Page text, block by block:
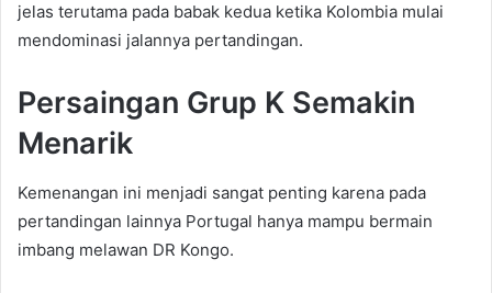
jelas terutama pada babak kedua ketika Kolombia mulai
mendominasi jalannya pertandingan.
Persaingan Grup K Semakin
Menarik
Kemenangan ini menjadi sangat penting karena pada
pertandingan lainnya Portugal hanya mampu bermain
imbang melawan DR Kongo.